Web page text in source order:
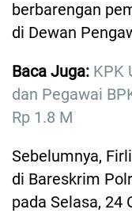
berbarengan
di Dewan
Baca Juga: KPK
dan Pegawai
Rp 1.8 M
Sebelumnya,
di Bareskrim
pada Selasa, 24